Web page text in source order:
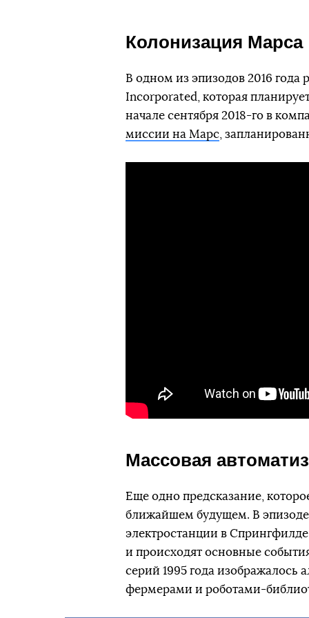
Колонизация Марса
В одном из эпизодов 2016 года
Incorporated, которая
начале сентября 2018-го в
миссии на Марс ,
Массовая
Еще одно предсказание,
ближайшем будущем. В эпизоде
электростанции в
и происходят основные
серий 1995 года изображалось
фермерами и роботами-